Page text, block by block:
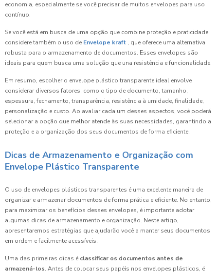
economia, especialmente se você precisar de muitos envelopes para uso
contínuo.
Se você está em busca de uma opção que combine proteção e praticidade,
considere também o uso de Envelope kraft , que oferece uma alternativa
robusta para o armazenamento de documentos. Esses envelopes são
ideais para quem busca uma solução que una resistência e funcionalidade.
Em resumo, escolher o envelope plástico transparente ideal envolve
considerar diversos fatores, como o tipo de documento, tamanho,
espessura, fechamento, transparência, resistência à umidade, finalidade,
personalização e custo. Ao avaliar cada um desses aspectos, você poderá
selecionar a opção que melhor atende às suas necessidades, garantindo a
proteção e a organização dos seus documentos de forma eficiente.
Dicas de Armazenamento e Organização com
Envelope Plástico Transparente
O uso de envelopes plásticos transparentes é uma excelente maneira de
organizar e armazenar documentos de forma prática e eficiente. No entanto,
para maximizar os benefícios desses envelopes, é importante adotar
algumas dicas de armazenamento e organização. Neste artigo,
apresentaremos estratégias que ajudarão você a manter seus documentos
em ordem e facilmente acessíveis.
Uma das primeiras dicas é classificar os documentos antes de
armazená-los. Antes de colocar seus papéis nos envelopes plásticos, é